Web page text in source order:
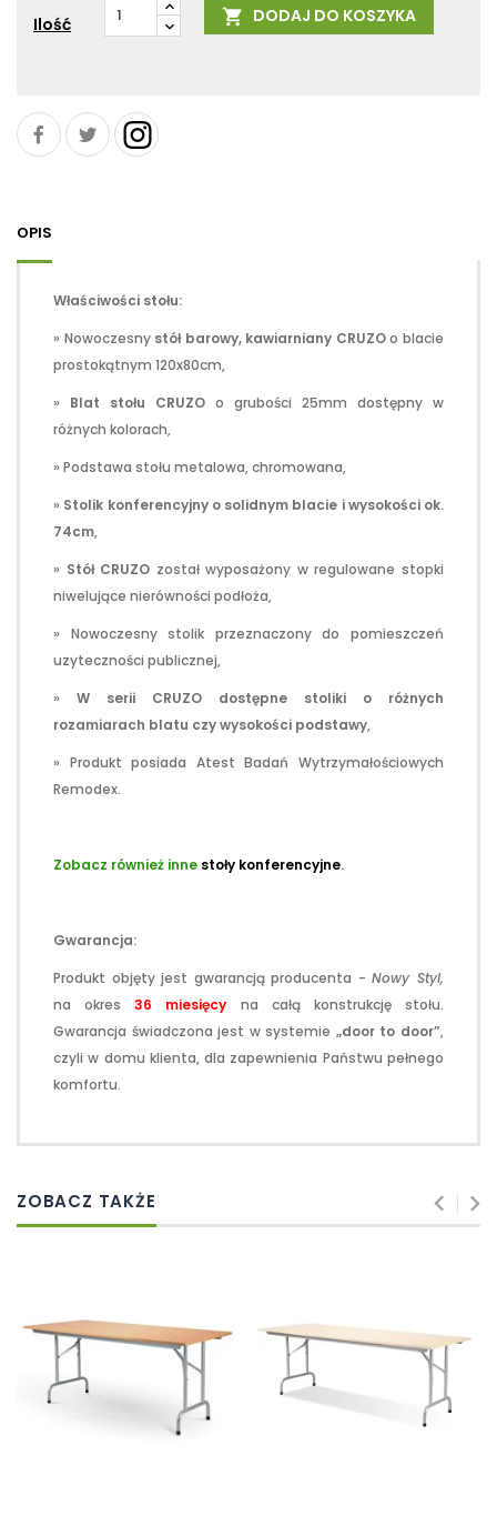
red
Ilość  DODAJ DO KOSZYKA
OPIS
Właściwości stołu:
» Nowoczesny stół barowy, kawiarniany CRUZOo blacie
prostokątnym 120x80cm,
» Blat stołu CRUZO o grubości 25mm dostępny w
różnych kolorach,
» Podstawa stołu metalowa, chromowana,
» Stolik konferencyjny o solidnym blacie i wysokości ok.
74cm,
» Stół CRUZO został wyposażony w regulowane stopki
niwelujące nierówności podłoża,
» Nowoczesny stolik przeznaczony do pomieszczeń
uzyteczności publicznej,
» W serii CRUZO dostępne stoliki o różnych
rozamiarach blatu czy wysokości podstawy,
» Produkt posiada Atest Badań Wytrzymałościowych
Remodex.
Zobacz również inne stoły konferencyjne.
Gwarancja:
Produkt objęty jest gwarancją producenta -Nowy Styl,
na okres36 miesięcy na całą konstrukcję stołu.
Gwarancja świadczona jest w systemie „door to door”,
czyli w domu klienta, dla zapewnienia Państwu pełnego
komfortu.
ZOBACZ TAKŻE